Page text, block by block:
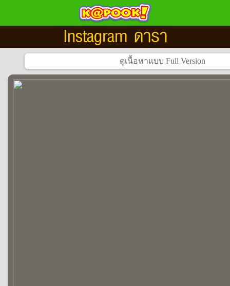
Instagram ดารา